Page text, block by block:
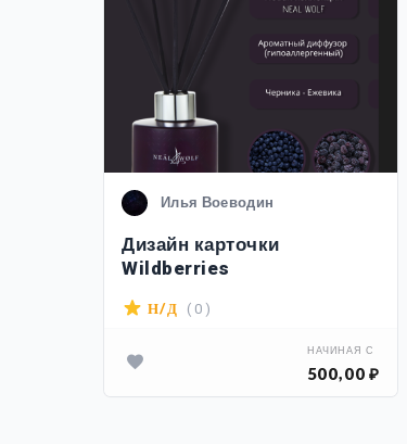
Илья Воеводин
Дизайн карточки
Wildberries
Н/Д ( 0 )
НАЧИНАЯ С
500,00 ₽